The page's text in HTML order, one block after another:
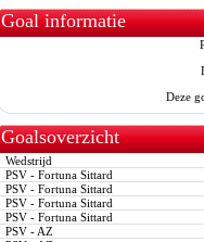
Goal informatie
Deze
Goalsoverzicht
Wedstrijd
PSV - Fortuna Sittard
PSV - Fortuna Sittard
PSV - Fortuna Sittard
PSV - Fortuna Sittard
PSV - AZ